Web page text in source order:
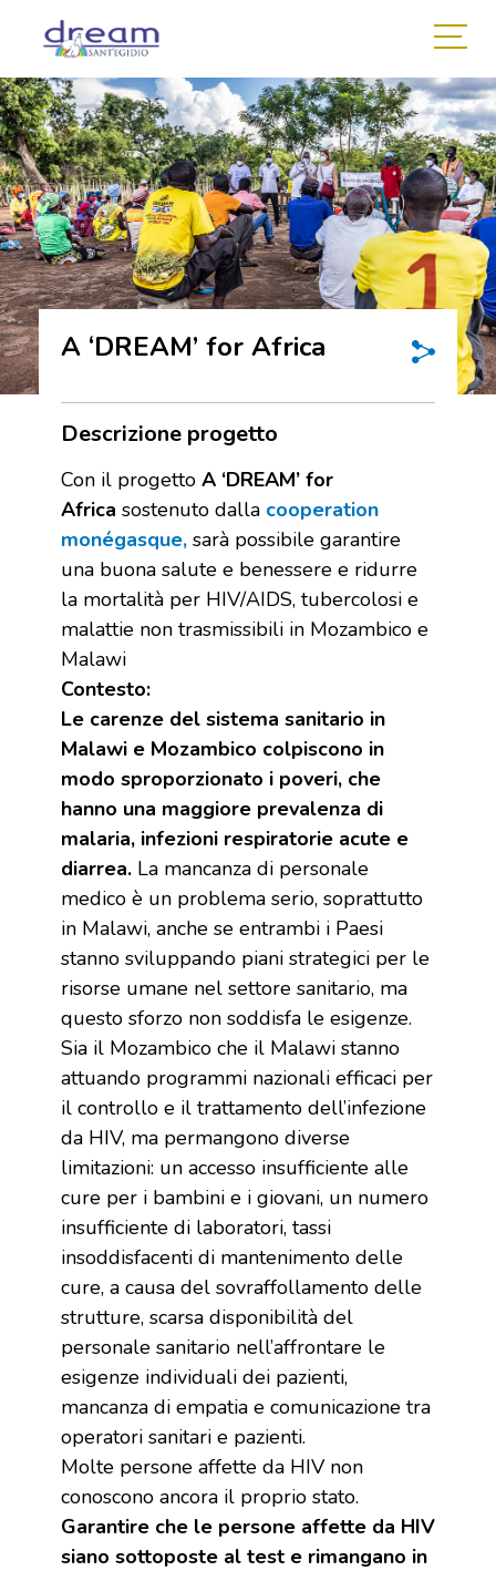
A ‘DREAM’ for Africa
Descrizione progetto
Con il progetto A ‘DREAM’ for
Africa sostenuto dalla cooperation
monégasque, sarà possibile garantire
una buona salute e benessere e ridurre
la mortalità per HIV/AIDS, tubercolosi e
malattie non trasmissibili in Mozambico e
Malawi
Contesto:
Le carenze del sistema sanitario in
Malawi e Mozambico colpiscono in
modo sproporzionato i poveri, che
hanno una maggiore prevalenza di
malaria, infezioni respiratorie acute e
diarrea. La mancanza di personale
medico è un problema serio, soprattutto
in Malawi, anche se entrambi i Paesi
stanno sviluppando piani strategici per le
risorse umane nel settore sanitario, ma
questo sforzo non soddisfa le esigenze.
Sia il Mozambico che il Malawi stanno
attuando programmi nazionali efficaci per
il controllo e il trattamento dell’infezione
da HIV, ma permangono diverse
limitazioni: un accesso insufficiente alle
cure per i bambini e i giovani, un numero
insufficiente di laboratori, tassi
insoddisfacenti di mantenimento delle
cure, a causa del sovraffollamento delle
strutture, scarsa disponibilità del
personale sanitario nell’affrontare le
esigenze individuali dei pazienti,
mancanza di empatia e comunicazione tra
operatori sanitari e pazienti.
Molte persone affette da HIV non
conoscono ancora il proprio stato.
Garantire che le persone affette da HIV
siano sottoposte al test e rimangano in